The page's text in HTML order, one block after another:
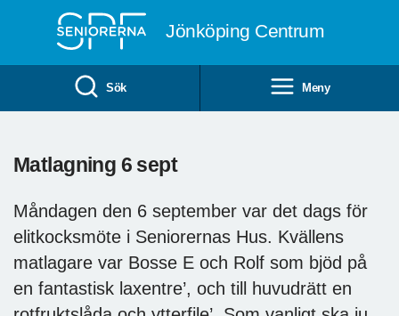
Jönköping Centrum
Sök Meny
Matlagning 6 sept
Måndagen den 6 september var det dags för
elitkocksmöte i Seniorernas Hus. Kvällens
matlagare var Bosse E och Rolf som bjöd på
en fantastisk laxentre’, och till huvudrätt en